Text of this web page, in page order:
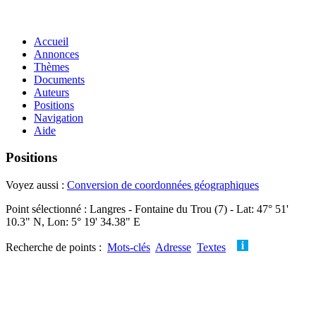
Accueil
Annonces
Thèmes
Documents
Auteurs
Positions
Navigation
Aide
Positions
Voyez aussi : Conversion de coordonnées géographiques
Point sélectionné : Langres - Fontaine du Trou (7) - Lat: 47° 51'
10.3" N, Lon: 5° 19' 34.38" E
Recherche de points : Mots-clés Adresse Textes